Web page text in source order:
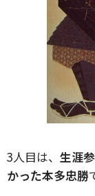
3人目は、 生涯
かった本多忠勝